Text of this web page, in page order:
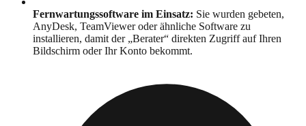
Fernwartungssoftware im Einsatz: Sie wurden gebeten,
AnyDesk, TeamViewer oder ähnliche Software zu
installieren, damit der „Berater“ direkten Zugriff auf Ihren
Bildschirm oder Ihr Konto bekommt.